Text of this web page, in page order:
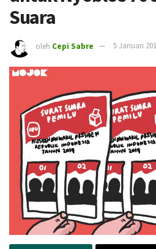
Suara
oleh Cepi Sabre 5 Januari